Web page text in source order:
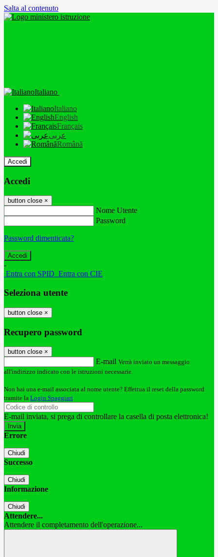
Salta al contenuto
Italiano
Italiano
English
Français
عربى
Română
Accedi
Accedi
button close ×
Nome Utente
Password
Password dimenticata?
-
Entra con SPID Entra con CIE
Seleziona utente
button close ×
Recupero password
button close ×
E-mail Verrà inviato un messaggio
all'indirizzo indicato con le istruzioni necessarie.
Non hai una e-mail associata al nome utente? Effettua il reset della password
tramite la Login Spaggiari
E-mail inviata, si prega di controllare la casella di posta elettronica!
Errore
Chiudi
Successo
Chiudi
Informazione
Chiudi
Attendere...
Attendere il completamento dell'operazione...